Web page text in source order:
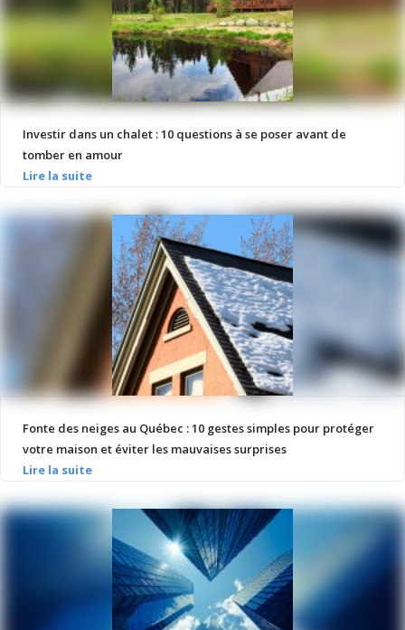
Investir dans un chalet : 10 questions à se poser avant de
tomber en amour
Fonte des neiges au Québec : 10 gestes simples pour protéger
votre maison et éviter les mauvaises surprises